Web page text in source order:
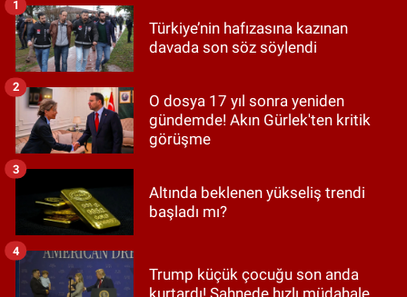
Türkiye’nin hafızasına kazınan
davada son söz söylendi
1
O dosya 17 yıl sonra yeniden
gündemde! Akın Gürlek'ten kritik
görüşme
2
Altında beklenen yükseliş trendi
başladı mı?
3
Trump küçük çocuğu son anda
kurtardı! Sahnede hızlı müdahale
4